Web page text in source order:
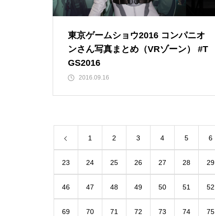
東京ゲームショウ2016 コンパニオ
ンさん写真まとめ（VRゾーン） #T
GS2016
2016.09.16
1 2 3 4 5 6
23 24 25 26 27 28 29
46 47 48 49 50 51 52
69 70 71 72 73 74 75